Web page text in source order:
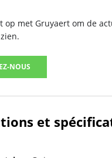
op met Gruyaert om de
NOUS
et